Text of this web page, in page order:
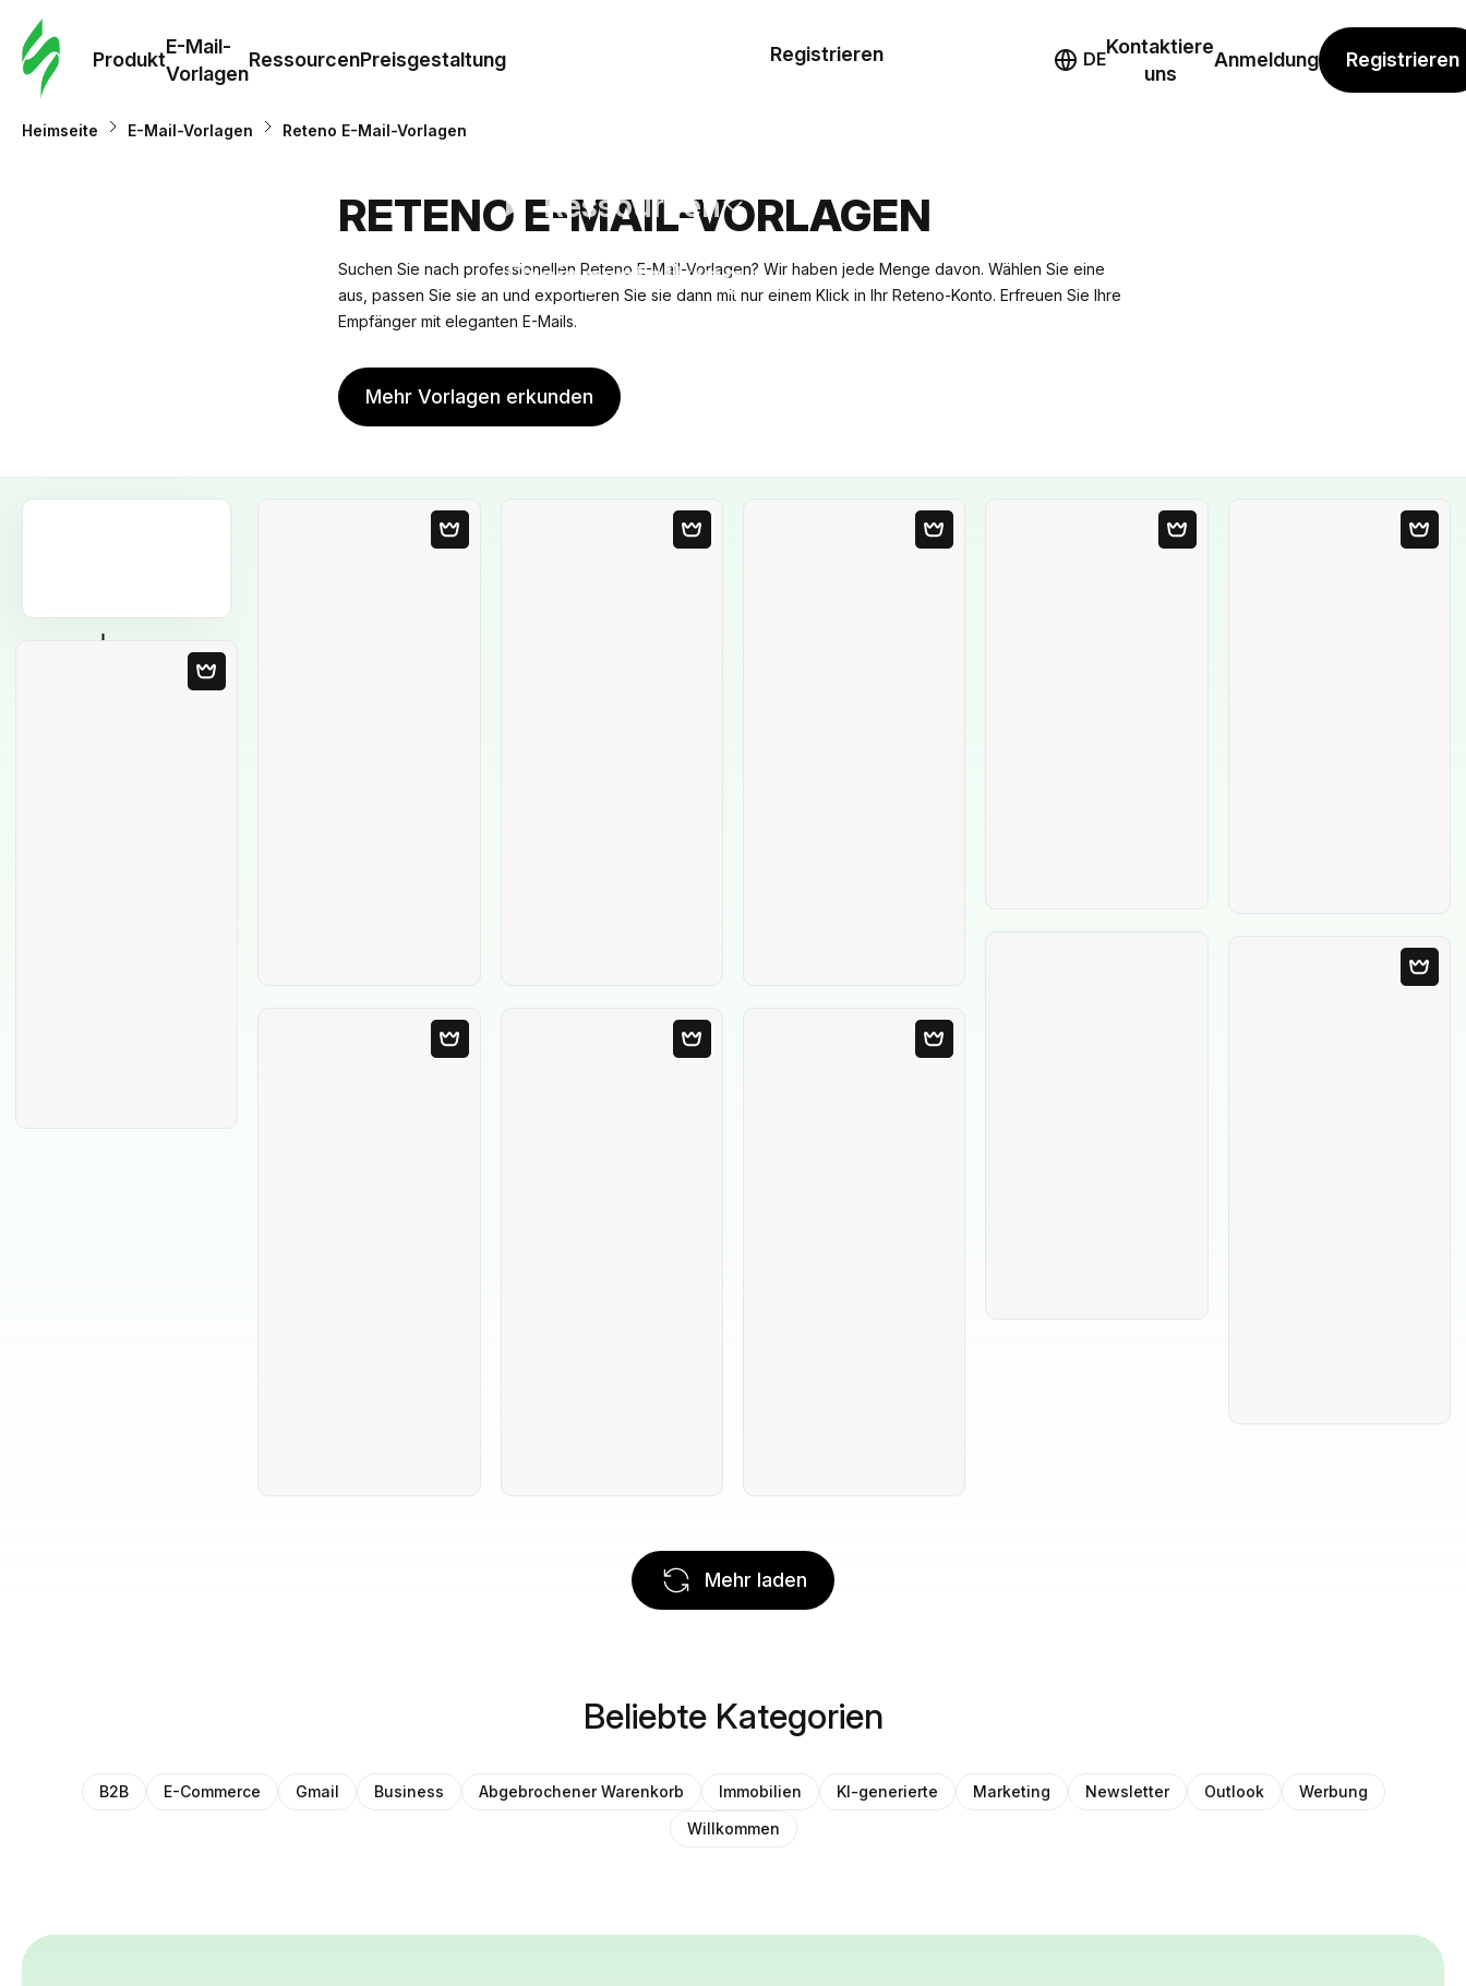
Produkt
E-Mail-
Vorlagen
RessourcenPreisgestaltung
Ressourcen
Preisgestaltung
Registrieren DE
Kontaktiere
uns
Anmeldung Registrieren
Heimseite E-Mail-Vorlagen Reteno E-Mail-Vorlagen
RETENO E-MAIL-VORLAGEN
Suchen Sie nach professionellen Reteno E-Mail-Vorlagen? Wir haben jede Menge davon. Wählen Sie eine
aus, passen Sie sie an und exportieren Sie sie dann mit nur einem Klick in Ihr Reteno-Konto. Erfreuen Sie Ihre
Empfänger mit eleganten E-Mails.
Mehr Vorlagen erkunden
Mehr laden
Beliebte Kategorien
B2B E-Commerce Gmail Business Abgebrochener Warenkorb Immobilien KI-generierte Marketing Newsletter Outlook
Werbung
Willkommen